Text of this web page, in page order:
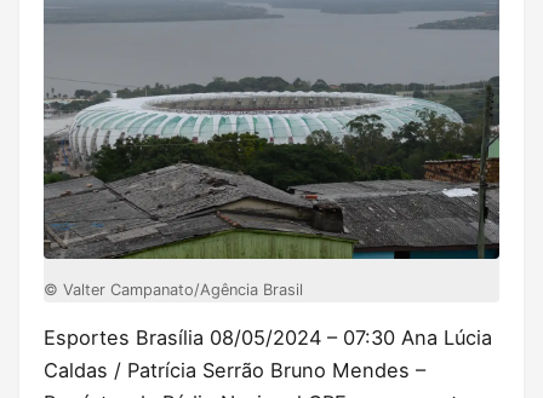
© Valter Campanato/Agência Brasil
Esportes Brasília 08/05/2024 – 07:30 Ana Lúcia
Caldas / Patrícia Serrão Bruno Mendes –